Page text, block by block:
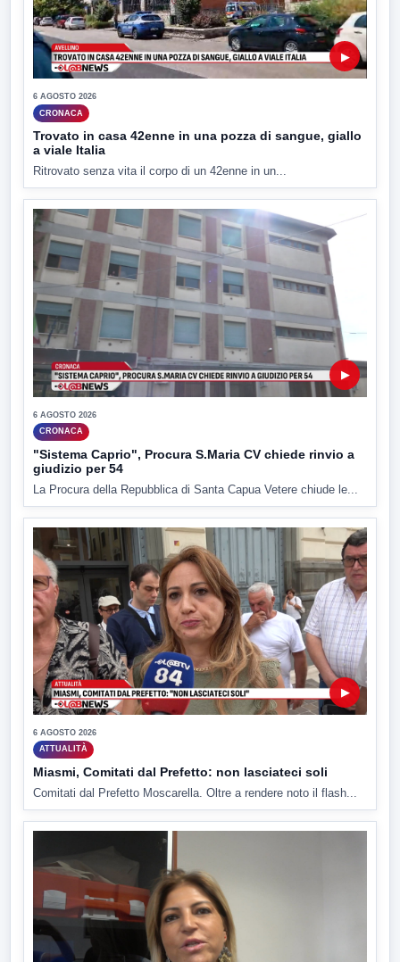
▶
6 AGOSTO 2026
CRONACA
Trovato in casa 42enne in una pozza di sangue, giallo
a viale Italia
Ritrovato senza vita il corpo di un 42enne in un...
▶
6 AGOSTO 2026
CRONACA
"Sistema Caprio", Procura S.Maria CV chiede rinvio a
giudizio per 54
La Procura della Repubblica di Santa Capua Vetere chiude le...
▶
6 AGOSTO 2026
ATTUALITÀ
Miasmi, Comitati dal Prefetto: non lasciateci soli
Comitati dal Prefetto Moscarella. Oltre a rendere noto il flash...